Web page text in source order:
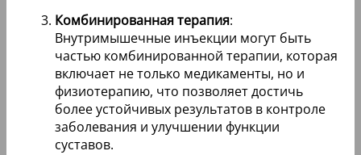
Комбинированная терапия:
Внутримышечные инъекции могут быть
частью комбинированной терапии, которая
включает не только медикаменты, но и
физиотерапию, что позволяет достичь
более устойчивых результатов в контроле
заболевания и улучшении функции
суставов.